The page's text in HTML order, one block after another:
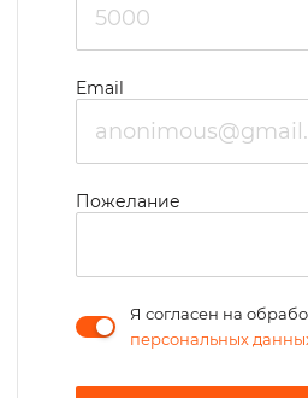
Email
Пожелание
Я согласен на
персональных